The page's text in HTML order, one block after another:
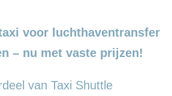
voor luchthaventransfer
– nu met vaste prijzen!
van Taxi Shuttle